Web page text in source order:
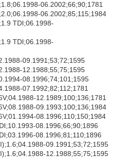
06.2002;66;90;1781
06.2002;85;115;1984
TDI;06.1998-
TDI;06.1998-
09.1991;53;72;1595
12.1988;55;75;1595
08.1996;74;101;1595
07.1992;82;112;1781
12.1989;100;136;1781
09.1993;100;136;1984
08.1996;110;150;1984
08.1996;66;90;1896
08.1996;81;110;1896
09.1991;53;72;1595
12.1988;55;75;1595